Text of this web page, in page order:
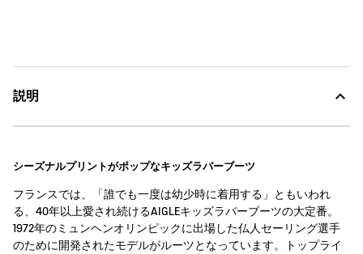
説明
シーズナルプリントがポップなキッズラバーブーツ
フランスでは、「誰でも一度は幼少時に着用する」ともいわれ
る、40年以上愛され続けるAIGLEキッズラバーブーツの大定番。
1972年のミュンヘンオリンピックに出場した仏人セーリング選手
のために開発されたモデルがルーツとなっています。トップライ